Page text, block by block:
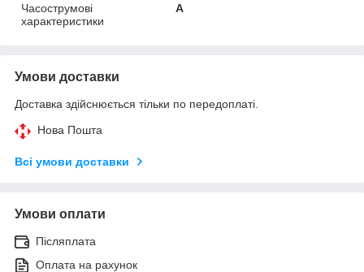
Часострумові
характеристики
А
Умови доставки
Доставка здійснюється тільки по передоплаті.
Нова Пошта
Всі умови доставки
Умови оплати
Післяплата
Оплата на рахунок